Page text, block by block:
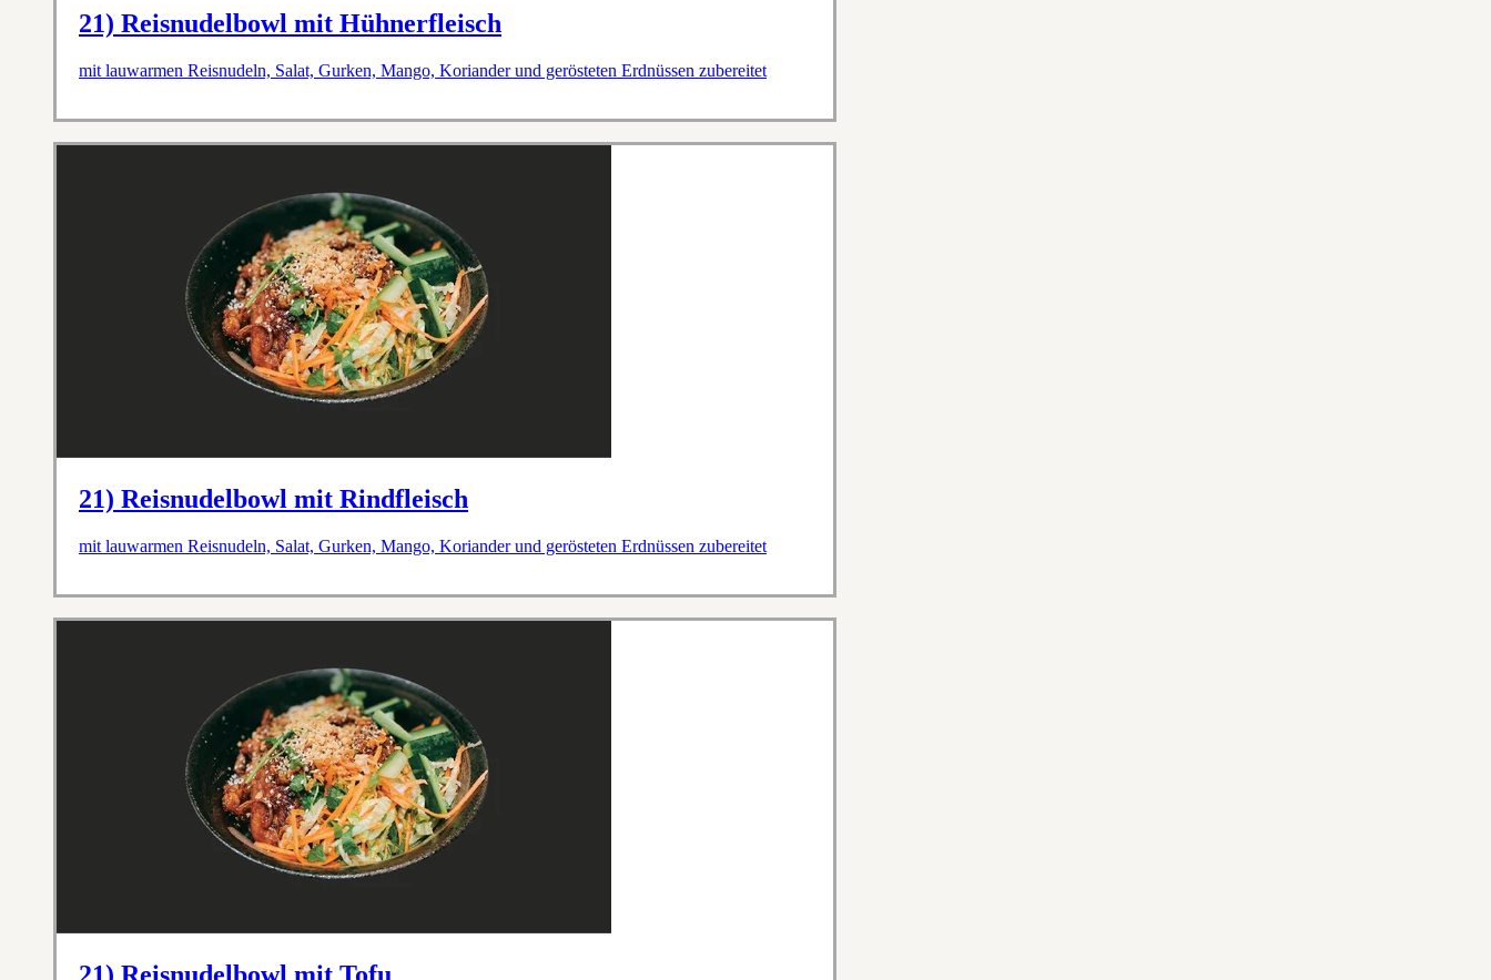
21) Reisnudelbowl mit Hühnerfleisch
mit lauwarmen Reisnudeln, Salat, Gurken, Mango, Koriander und gerösteten Erdnüssen zubereitet
21) Reisnudelbowl mit Rindfleisch
mit lauwarmen Reisnudeln, Salat, Gurken, Mango, Koriander und gerösteten Erdnüssen zubereitet